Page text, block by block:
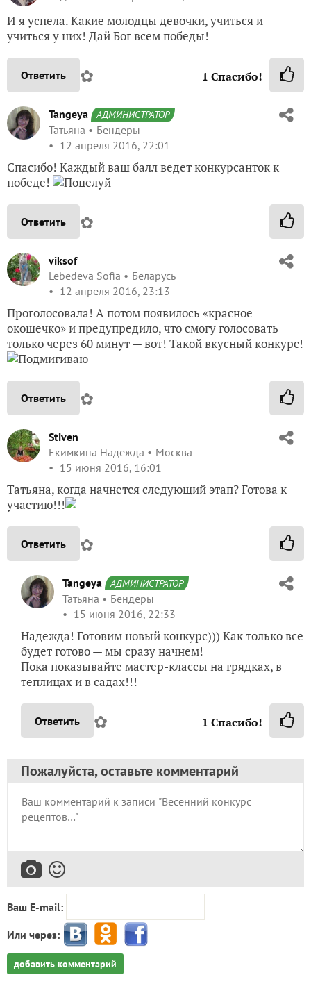
И я успела. Какие молодцы девочки, учиться и
учиться у них! Дай Бог всем победы!
Ответить ✿ 1 Спасибо!
Tangeya АДМИНИСТРАТОР
Татьяна
Бендеры
12 апреля 2016, 22:01
Спасибо! Каждый ваш балл ведет конкурсанток к
победе!
Ответить ✿
viksof
Lebedeva Sofia
Беларусь
12 апреля 2016, 23:13
Проголосовала! А потом появилось «красное
окошечко» и предупредило, что смогу голосовать
только через 60 минут — вот! Такой вкусный конкурс!
Ответить ✿
Stiven
Екимкина Надежда
Москва
15 июня 2016, 16:01
Татьяна, когда начнется следующий этап? Готова к
участию!!!
Ответить ✿
Tangeya АДМИНИСТРАТОР
Татьяна
Бендеры
15 июня 2016, 22:33
Надежда! Готовим новый конкурс))) Как только все
будет готово — мы сразу начнем!
Пока показывайте мастер-классы на грядках, в
теплицах и в садах!!!
Ответить ✿ 1 Спасибо!
Пожалуйста, оставьте комментарий
Ваш E-mail:
Или через:
добавить комментарий